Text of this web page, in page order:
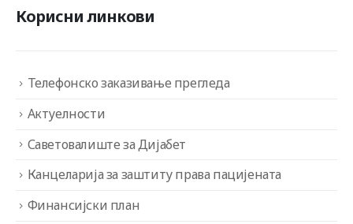
Корисни линкови
Телефонско заказивање прегледа
Актуелности
Саветовалиште за Дијабет
Канцеларија за заштиту права пацијената
Финансијски план